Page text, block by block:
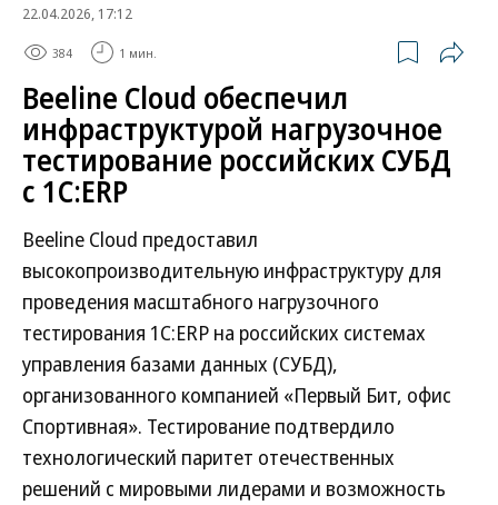
22.04.2026, 17:12
384 1 мин.
Beeline Cloud обеспечил
инфраструктурой нагрузочное
тестирование российских СУБД
с 1С:ERP
Beeline Cloud предоставил
высокопроизводительную инфраструктуру для
проведения масштабного нагрузочного
тестирования 1С:ERP на российских системах
управления базами данных (СУБД),
организованного компанией «Первый Бит, офис
Спортивная». Тестирование подтвердило
технологический паритет отечественных
решений с мировыми лидерами и возможность